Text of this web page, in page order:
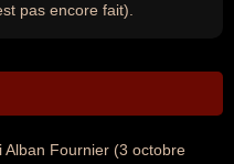
pas encore fait).
Fournier (3 octobre